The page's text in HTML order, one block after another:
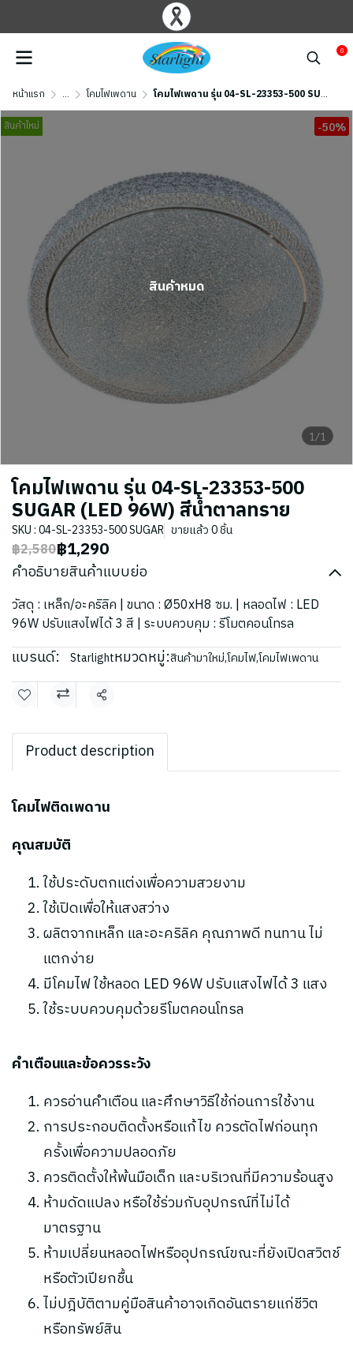
0
หน้าแรก ... โคมไฟเพดาน โคมไฟเพดาน รุ่น 04-SL-23353-500 SUGAR (LED 96W) สีน้ำตาลทราย
1/1
สินค้าใหม่ -50%
สินค้าหมด
โคมไฟเพดาน รุ่น 04-SL-23353-500
SUGAR (LED 96W) สีน้ำตาลทราย
SKU : 04-SL-23353-500 SUGAR ขายแล้ว 0 ชิ้น
฿2,580฿1,290
คำอธิบายสินค้าแบบย่อ
วัสดุ : เหล็ก/อะคริลิค | ขนาด : Ø50xH8 ซม. | หลอดไฟ : LED
96W ปรับแสงไฟได้ 3 สี | ระบบควบคุม : รีโมตคอนโทรล
แบรนด์: Starlightหมวดหมู่:สินค้ามาใหม่,โคมไฟ,โคมไฟเพดาน
แชร์
Product description
โคมไฟติดเพดาน
คุณสมบัติ
ใช้ประดับตกแต่งเพื่อความสวยงาม
ใช้เปิดเพื่อให้แสงสว่าง
ผลิตจากเหล็ก และอะคริลิค คุณภาพดี ทนทาน ไม่
แตกง่าย
มีโคมไฟ ใช้หลอด LED 96W ปรับแสงไฟได้ 3 แสง
ใช้ระบบควบคุมด้วยรีโมตคอนโทรล
คำเตือนและข้อควรระวัง
ควรอ่านคำเตือน และศึกษาวิธีใช้ก่อนการใช้งาน
การประกอบติดตั้งหรือแก้ไข ควรตัดไฟก่อนทุก
ครั้งเพื่อความปลอดภัย
ควรติดตั้งให้พ้นมือเด็ก และบริเวณที่มีความร้อนสูง
ห้ามดัดแปลง หรือใช้ร่วมกับอุปกรณ์ที่ไม่ได้
มาตรฐาน
ห้ามเปลี่ยนหลอดไฟหรืออุปกรณ์ขณะที่ยังเปิดสวิตช์
หรือตัวเปียกชื้น
ไม่ปฎิบัติตามคู่มือสินค้าอาจเกิดอันตรายแก่ชีวิต
หรือทรัพย์สิน